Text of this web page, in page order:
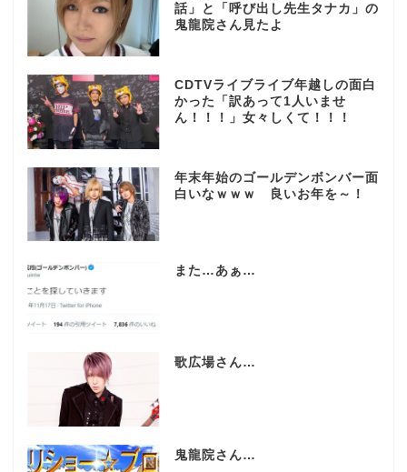
話」と「呼び出し先生タナカ」の
鬼龍院さん見たよ
CDTVライブライブ年越しの面白
かった「訳あって1人いませ
ん！！！」女々しくて！！！
年末年始のゴールデンボンバー面
白いなｗｗｗ 良いお年を～！
また…あぁ…
歌広場さん…
鬼龍院さん…